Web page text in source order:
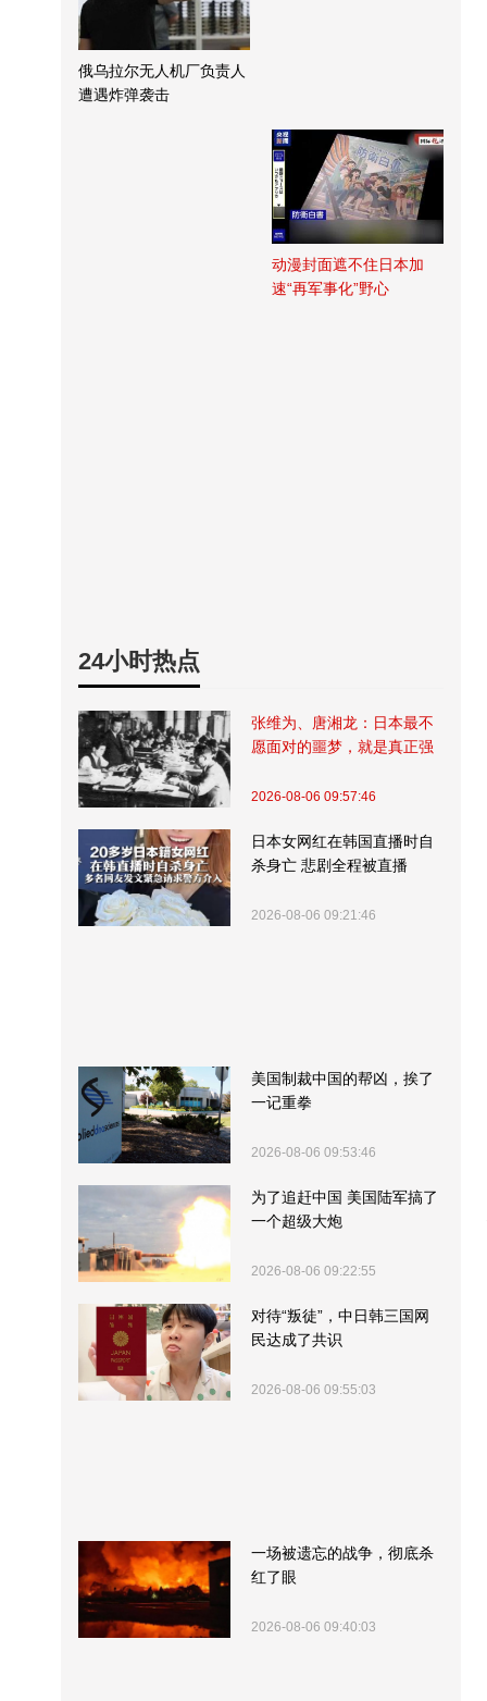
俄乌拉尔无人机厂负责人
遭遇炸弹袭击
动漫封面遮不住日本加
速“再军事化”野心
24小时热点
张维为、唐湘龙：日本最不
愿面对的噩梦，就是真正强
2026-08-06 09:57:46
日本女网红在韩国直播时自
杀身亡 悲剧全程被直播
2026-08-06 09:21:46
美国制裁中国的帮凶，挨了
一记重拳
2026-08-06 09:53:46
为了追赶中国 美国陆军搞了
一个超级大炮
2026-08-06 09:22:55
对待“叛徒”，中日韩三国网
民达成了共识
2026-08-06 09:55:03
一场被遗忘的战争，彻底杀
红了眼
2026-08-06 09:40:03